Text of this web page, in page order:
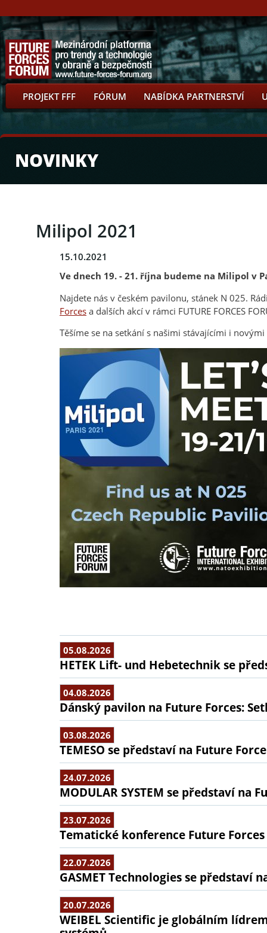
PROJEKT FFF FÓRUM NABÍDKA PARTNERSTVÍ
NOVINKY
Milipol 2021
15.10.2021
Ve dnech 19. - 21. října budeme na Milipol v
Najdete nás v českém pavilonu, stánek N 025.
Forces a dalších akcí v rámci FUTURE FORCES
Těšíme se na setkání s našimi stávajícími i
05.08.2026
HETEK Lift- und Hebetechnik se
04.08.2026
Dánský pavilon na Future Forces:
03.08.2026
TEMESO se představí na Future
24.07.2026
MODULAR SYSTEM se představí na
23.07.2026
Tematické konference Future
22.07.2026
GASMET Technologies se představí
20.07.2026
WEIBEL Scientific je globálním